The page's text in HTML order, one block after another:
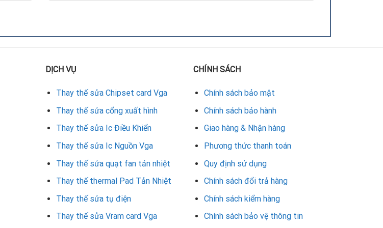
DỊCH VỤ
Thay thế sửa Chipset card Vga
Thay thế sửa cổng xuất hình
Thay thế sửa Ic Điều Khiển
Thay thế sửa Ic Nguồn Vga
Thay thế sửa quạt fan tản nhiệt
Thay thế thermal Pad Tản Nhiệt
Thay thế sửa tụ điện
Thay thế sửa Vram card Vga
CHÍNH SÁCH
Chính sách bảo mật
Chính sách bảo hành
Giao hàng & Nhận hàng
Phương thức thanh toán
Quy định sử dụng
Chính sách đổi trả hàng
Chính sách kiểm hàng
Chính sách bảo vệ thông tin